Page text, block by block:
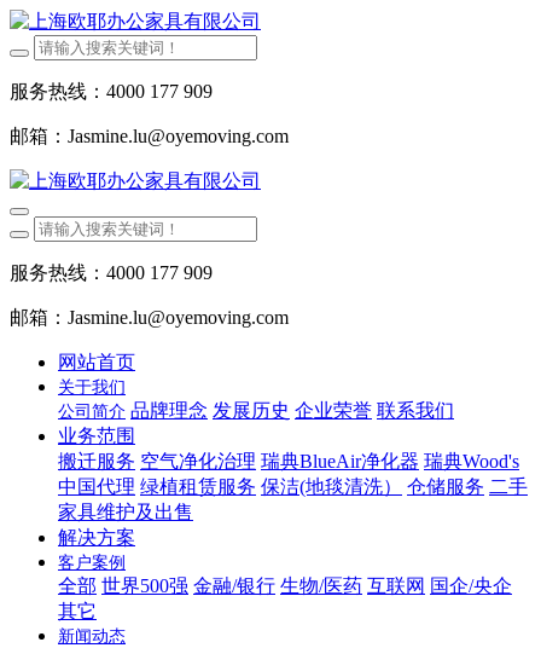
服务热线：4000 177 909
邮箱：Jasmine.lu@oyemoving.com
服务热线：4000 177 909
邮箱：Jasmine.lu@oyemoving.com
网站首页
关于我们
公司简介 品牌理念 发展历史 企业荣誉 联系我们
业务范围
搬迁服务 空气净化治理 瑞典BlueAir净化器 瑞典Wood's
中国代理 绿植租赁服务 保洁(地毯清洗） 仓储服务 二手
家具维护及出售
解决方案
客户案例
全部 世界500强 金融/银行 生物/医药 互联网 国企/央企
其它
新闻动态